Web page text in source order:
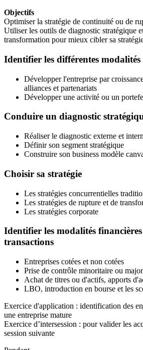
Objectifs
Optimiser la stratégie de continuité ou de
Utiliser les outils de diagnostic stratégique
transformation pour mieux cibler sa
Identifier les différentes modalités
Développer l'entreprise par
alliances et partenariats
Développer une activité ou un
Conduire un diagnostic
Réaliser le diagnostic externe et
Définir son segment stratégique
Construire son business modèle
Choisir sa stratégie
Les stratégies concurrentielles
Les stratégies de rupture et de
Les stratégies corporate
Identifier les modalités
transactions
Entreprises cotées et non cotées
Prise de contrôle minoritaire ou
Achat de titres ou d'actifs, apports
LBO, introduction en bourse et les
Exercice d'application : identification des
une entreprise mature
Exercice d’intersession : pour valider les
session suivante